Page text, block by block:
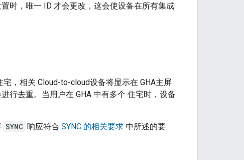
时，唯一 ID 才会更改，这会使设备在所有集成
宅，相关 Cloud-to-cloud设备将显示在 GHA主屏
行去重。当用户在 GHA 中有多个 住宅时，设备
SYNC 响应符合 SYNC 的相关要求 中所述的要